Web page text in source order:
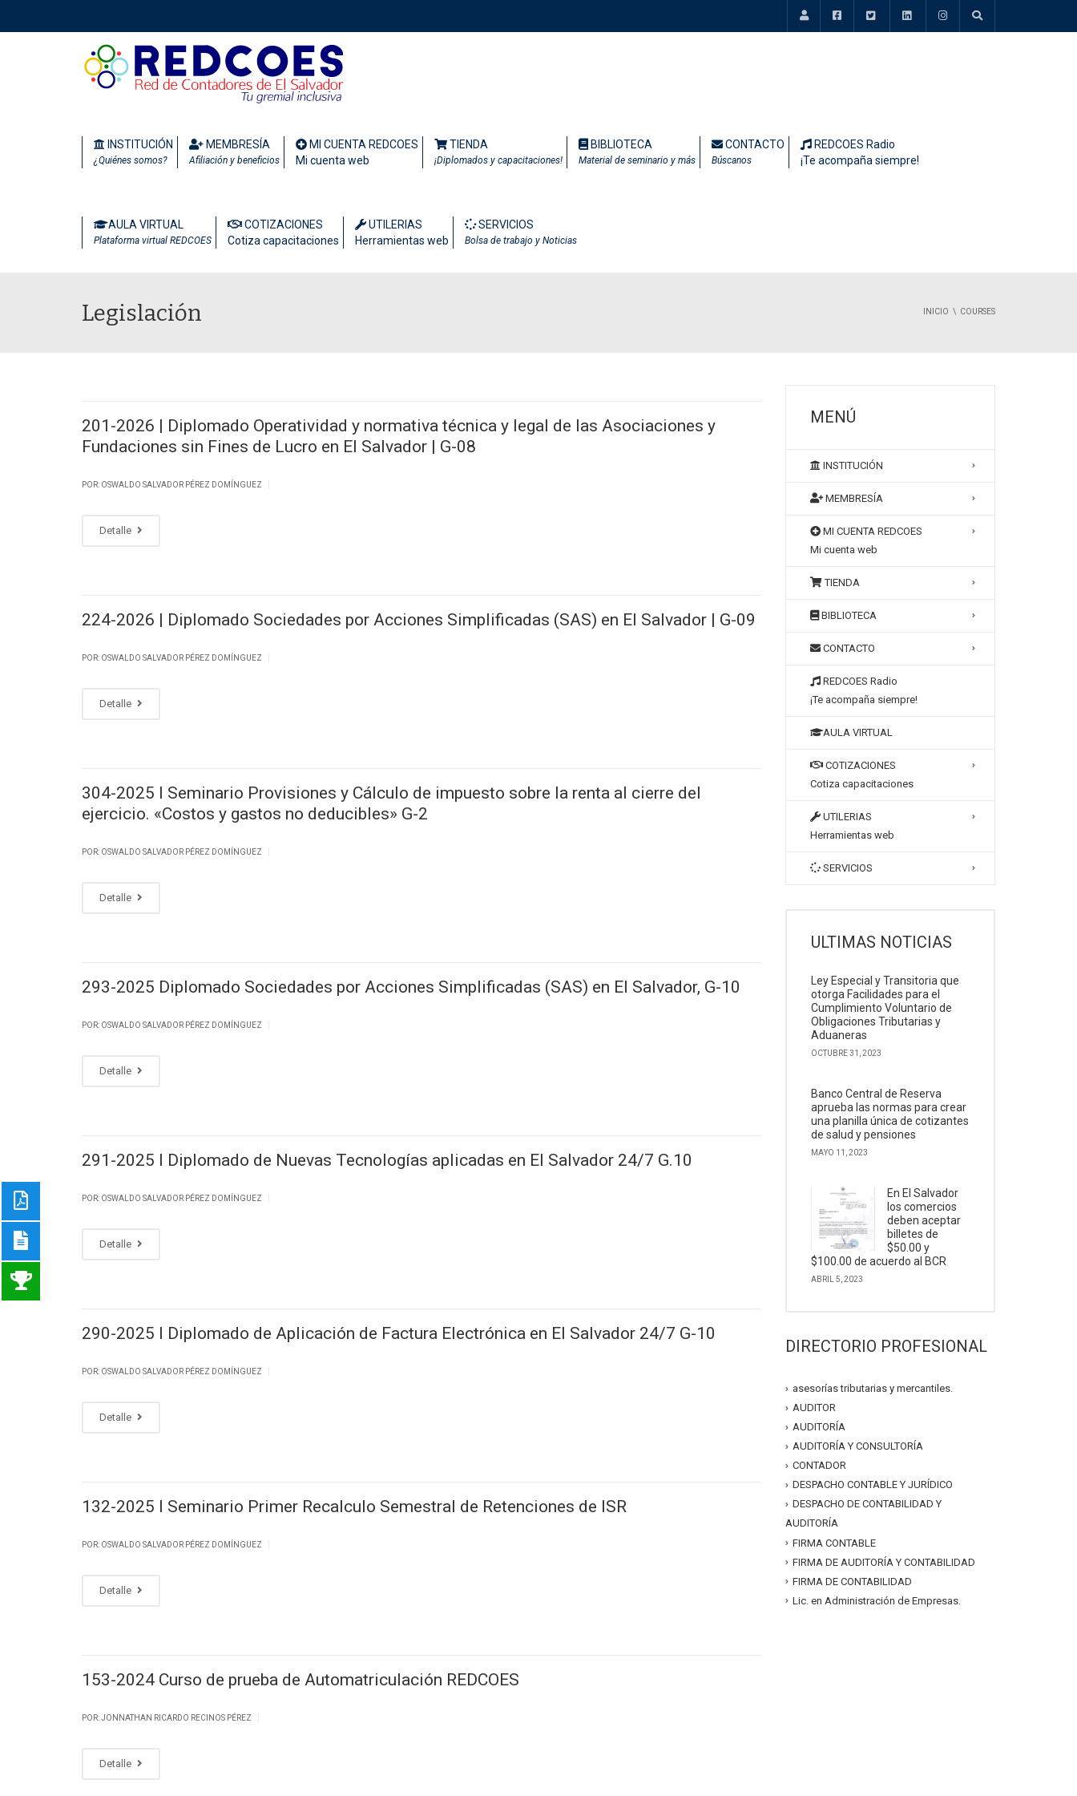
INSTITUCIÓN
¿Quiénes somos?
MEMBRESÍA
Afiliación y beneficios
MI CUENTA REDCOES
Mi cuenta web
TIENDA
¡Diplomados y capacitaciones!
BIBLIOTECA
Material de seminario y más
CONTACTO
Búscanos
REDCOES Radio
¡Te acompaña siempre!
AULA VIRTUAL
Plataforma virtual REDCOES
COTIZACIONES
Cotiza capacitaciones
UTILERIAS
Herramientas web
SERVICIOS
Bolsa de trabajo y Noticias
Legislación INICIO COURSES
201-2026 | Diplomado Operatividad y normativa técnica y legal de las Asociaciones y
Fundaciones sin Fines de Lucro en El Salvador | G-08
POR: OSWALDO SALVADOR PÉREZ DOMÍNGUEZ
Detalle
224-2026 | Diplomado Sociedades por Acciones Simplificadas (SAS) en El Salvador | G-09
POR: OSWALDO SALVADOR PÉREZ DOMÍNGUEZ
Detalle
304-2025 I Seminario Provisiones y Cálculo de impuesto sobre la renta al cierre del
ejercicio. «Costos y gastos no deducibles» G-2
POR: OSWALDO SALVADOR PÉREZ DOMÍNGUEZ
Detalle
293-2025 Diplomado Sociedades por Acciones Simplificadas (SAS) en El Salvador, G-10
POR: OSWALDO SALVADOR PÉREZ DOMÍNGUEZ
Detalle
291-2025 I Diplomado de Nuevas Tecnologías aplicadas en El Salvador 24/7 G.10
POR: OSWALDO SALVADOR PÉREZ DOMÍNGUEZ
Detalle
290-2025 I Diplomado de Aplicación de Factura Electrónica en El Salvador 24/7 G-10
POR: OSWALDO SALVADOR PÉREZ DOMÍNGUEZ
Detalle
‎132-2025 I Seminario Primer Recalculo Semestral de Retenciones de ISR
POR: OSWALDO SALVADOR PÉREZ DOMÍNGUEZ
Detalle
153-2024 Curso de prueba de Automatriculación REDCOES
POR: JONNATHAN RICARDO RECINOS PÉREZ
Detalle
MENÚ
INSTITUCIÓN
MEMBRESÍA
MI CUENTA REDCOES
Mi cuenta web
TIENDA
BIBLIOTECA
CONTACTO
REDCOES Radio
¡Te acompaña siempre!
AULA VIRTUAL
COTIZACIONES
Cotiza capacitaciones
UTILERIAS
Herramientas web
SERVICIOS
ULTIMAS NOTICIAS
Ley Especial y Transitoria que
otorga Facilidades para el
Cumplimiento Voluntario de
Obligaciones Tributarias y
Aduaneras
OCTUBRE 31, 2023
Banco Central de Reserva
aprueba las normas para crear
una planilla única de cotizantes
de salud y pensiones
MAYO 11, 2023
En El Salvador
los comercios
deben aceptar
billetes de
$50.00 y
$100.00 de acuerdo al BCR
ABRIL 5, 2023
DIRECTORIO PROFESIONAL
asesorías tributarias y mercantiles.
AUDITOR
AUDITORÍA
AUDITORÍA Y CONSULTORÍA
CONTADOR
DESPACHO CONTABLE Y JURÍDICO
DESPACHO DE CONTABILIDAD Y
AUDITORÍA
FIRMA CONTABLE
FIRMA DE AUDITORÍA Y CONTABILIDAD
FIRMA DE CONTABILIDAD
Lic. en Administración de Empresas.